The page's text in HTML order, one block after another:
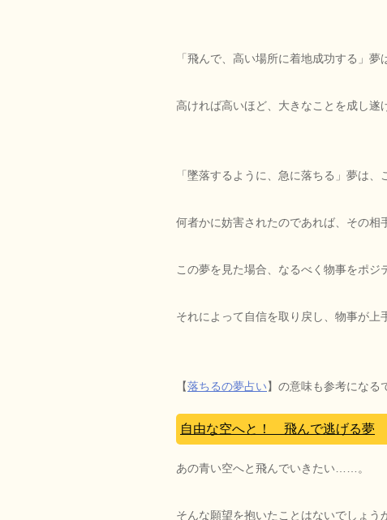
「飛んで、高い場所に着地成功する」
高ければ高いほど、大きなことを成し遂
「墜落するように、急に落ちる」夢は
何者かに妨害されたのであれば、その相
この夢を見た場合、なるべく物事をポジ
それによって自信を取り戻し、物事が上
【落ちるの夢占い】の意味も参考になる
自由な空へと！ 飛んで逃げる夢
あの青い空へと飛んでいきたい……。
そんな願望を抱いたことはないでしょう